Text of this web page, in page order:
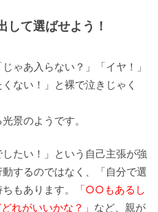
して選ばせよう！
ゃあ入らない？」「イヤ！」
ない！」と裸で泣きじゃく
景のようです。
たい！」という自己主張が強
するのではなく、「自分で選
もあります。
「○○もあるし
がいいかな？」 など、親が